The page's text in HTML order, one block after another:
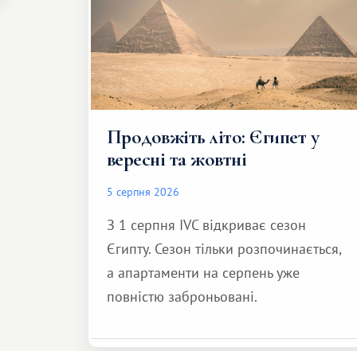
Продовжіть літо: Єгипет у
вересні та жовтні
5 серпня 2026
З 1 серпня IVC відкриває сезон
Єгипту. Сезон тільки розпочинається,
а апартаменти на серпень уже
повністю заброньовані.